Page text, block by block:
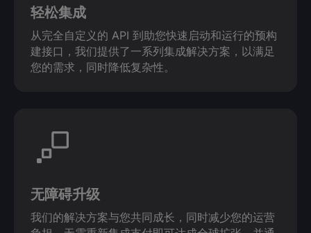
轻松集成
从完全自定义的 API 到助您快速启动和运行的预构
建接口，我们提供了一系列集成解决方案，以满足
您的需求，同时降低复杂性。
无障碍升级
我们的解决方案与您共同成长，同时减少您的运营